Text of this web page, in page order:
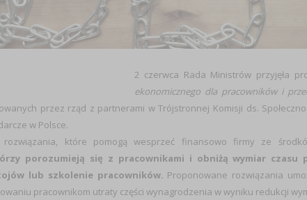
2 czerwca Rada Ministrów przyjęła
ekonomicznego dla pracowników i
przez rząd z partnerami w Trójstronnej Komisji ds.
w Polsce.
rozwiązania, które pomogą wesprzeć finansowo firmy ze
porozumieją się z pracownikami i obniżą wymiar czasu
lub szkolenie pracowników. Proponowane rozwiązania
pracownikom utraty części wynagrodzenia w wyniku redukcji